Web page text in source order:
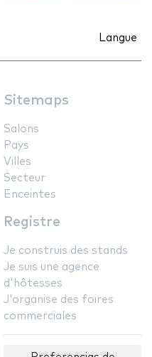
Langue
Sitemaps
Salons
Pays
Villes
Secteur
Enceintes
Registre
Je construis des stands
Je suis une agence
d'hôtesses
J'organise des foires
commerciales